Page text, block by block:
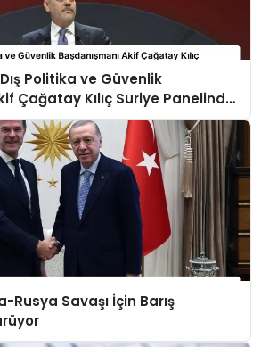
Politika ve Güvenlik
Çağatay Kılıç Suriye Panelinde
Rusya Savaşı İçin Barış